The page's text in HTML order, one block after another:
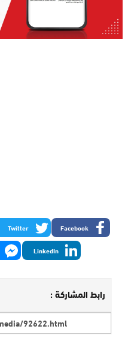
Facebook
Twitter
LinkedIn
رابط المشاركة :